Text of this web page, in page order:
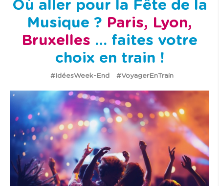
Où aller pour la Fête de la
Musique ? Paris, Lyon,
Bruxelles … faites votre
choix en train !
#IdéesWeek-End #VoyagerEnTrain
I